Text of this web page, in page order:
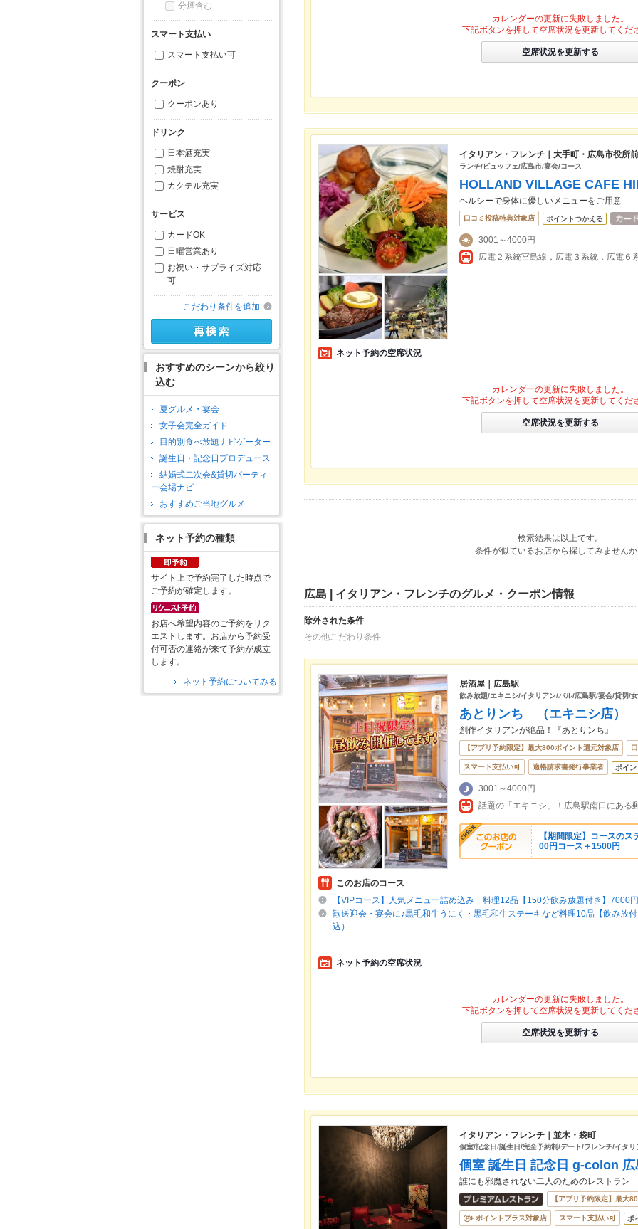
分煙含む
スマート支払い
スマート支払い可
クーポン
クーポンあり
ドリンク
日本酒充実
焼酎充実
カクテル充実
サービス
カードOK
日曜営業あり
お祝い・サプライズ対応
可
こだわり条件を追加
おすすめのシーンから絞り
込む
夏グルメ・宴会
女子会完全ガイド
目的別食べ放題ナビゲーター
誕生日・記念日プロデュース
結婚式二次会&貸切パーティ
ー会場ナビ
おすすめご当地グルメ
ネット予約の種類
サイト上で予約完了した時点で
ご予約が確定します。
お店へ希望内容のご予約をリク
エストします。お店から予約受
付可否の連絡が来て予約が成立
します。
ネット予約についてみる
カレンダーの更新に失敗しました。
下記ボタンを押して空席状況を更新してくだ
空席状況を更新する
イタリアン・フレンチ｜大手町・広島市役所前
ランチ/ビュッフェ/広島市/宴会/コース
HOLLAND VILLAGE CAFE
ヘルシーで身体に優しいメニューをご用意
口コミ投稿特典対象店 ポイントつかえる
3001～4000円
ネット予約の空席状況
カレンダーの更新に失敗しました。
下記ボタンを押して空席状況を更新してくだ
空席状況を更新する
検索結果は以上です。
条件が似ているお店から探してみませんか
広島 | イタリアン・フレンチのグルメ・クーポン情報
除外された条件
その他こだわり条件
居酒屋｜広島駅
飲み放題/エキニシ/イタリアン/バル/広島駅/宴会/貸切/
あとりンち （エキニシ店）
創作イタリアンが絶品！『あとりンち』
【アプリ予約限定】最大800ポイント還元対象店
スマート支払い可 適格請求書発行事業者 ポイ
3001～4000円
【期間限定】コースの
00円コース＋1500円
このお店のコース
【VIPコース】人気メニュー詰め込み 料理12品【150分飲み放題付き】7000
歓送迎会・宴会に♪黒毛和牛うにく・黒毛和牛ステーキなど料理10品【飲み放
込）
ネット予約の空席状況
カレンダーの更新に失敗しました。
下記ボタンを押して空席状況を更新してくだ
空席状況を更新する
イタリアン・フレンチ｜並木・袋町
個室/記念日/誕生日/完全予約制/デート/フレンチ/イタ
個室 誕生日 記念日 g-colon
誰にも邪魔されない二人のためのレストラン
【アプリ予約限定】最大
ポイントプラス対象店 スマート支払い可 ポ